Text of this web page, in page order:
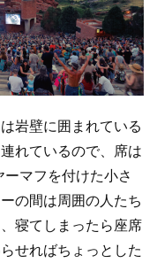
岩壁に囲まれている
れているので、席は
マフを付けた小さ
の間は周囲の人たち
寝てしまったら座席
せればちょっとした